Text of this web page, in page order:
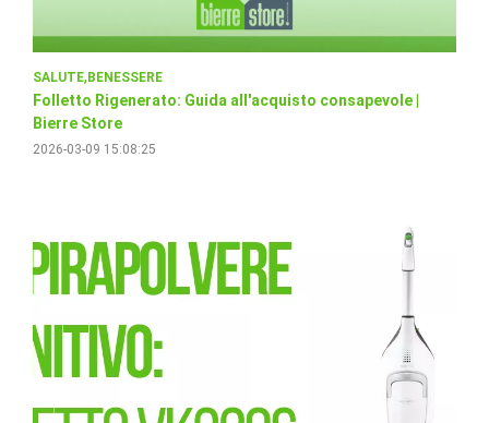
SALUTE BENESSERE
Folletto Rigenerato: Guida all'acquisto consapevole |
Bierre Store
2026-03-09 15:08:25